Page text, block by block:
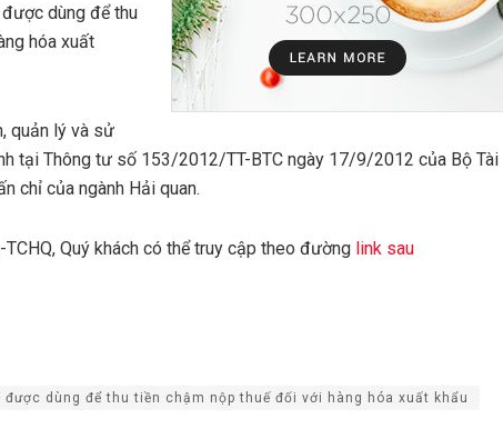
dùng để thu
hóa xuất
quản lý và sử
tại Thông tư số 153/2012/TT-BTC ngày 17/9/2012 của Bộ Tài
chỉ của ngành Hải quan.
Quý khách có thể truy cập theo đường link sau
được dùng để thu tiền chậm nộp thuế đối với hàng hóa xuất khẩu